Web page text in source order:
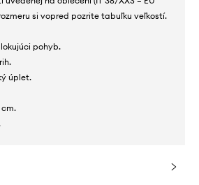
si vopred pozrite tabuľku veľkostí.
pohyb.
úplet.